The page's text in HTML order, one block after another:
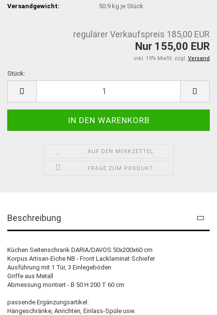
Versandgewicht:
50.9 kg je Stück
regulärer Verkaufspreis 185,00 EUR
Nur 155,00 EUR
inkl. 19% MwSt. zzgl. Versand
Stück:
AUF DEN MERKZETTEL
FRAGE ZUM PRODUKT
Beschreibung
Küchen Seitenschrank DARIA/DAVOS 50x200x60 cm
Korpus Artisan-Eiche NB - Front Lacklaminat Schiefer
Ausführung mit 1 Tür, 3 Einlegeböden
Griffe aus Metall
Abmessung montiert - B 50 H 200 T 60 cm
passende Ergänzungsartikel:
Hängeschränke, Anrichten, Einlass-Spüle usw.